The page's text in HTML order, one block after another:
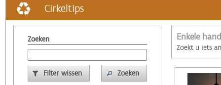
Cirkeltips
Zoeken
Filter wissen
Zoeken
Enkele
Zoekt u iets